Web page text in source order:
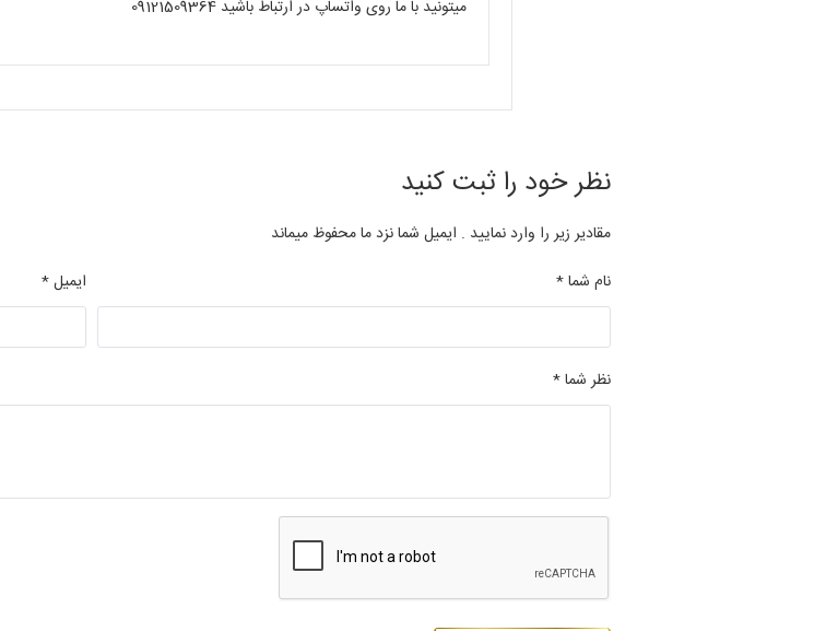
میتونید با ما روی واتساپ در ارتباط باشید 09121509364
نظر خود را ثبت کنید
مقادیر زیر را وارد نمایید . ایمیل شما نزد ما محفوظ میماند
نام شما *
ایمیل *
نظر شما *